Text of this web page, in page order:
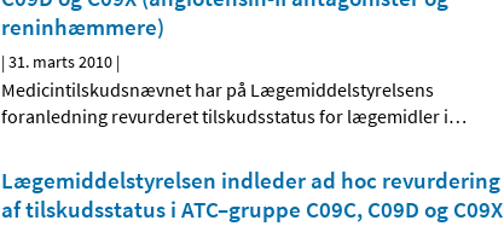
reninhæmmere)
|31. marts 2010 |
Medicintilskudsnævnet har på Lægemiddelstyrelsens
foranledning revurderet tilskudsstatus for lægemidler i…
Lægemiddelstyrelsen indleder ad hoc revurdering
af tilskudsstatus i ATC–gruppe C09C, C09D og C09X